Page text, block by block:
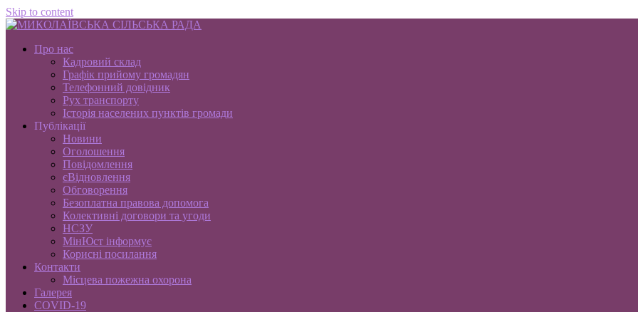
Skip to content
Про нас
Кадровий склад
Графік прийому громадян
Телефонний довідник
Рух транспорту
Історія населених пунктів громади
Публікації
Новини
Оголошення
Повідомлення
єВідновлення
Обговорення
Безоплатна правова допомога
Колективні договори та угоди
НСЗУ
МінЮст інформує
Корисні посилання
Контакти
Місцева пожежна охорона
Галерея
COVID-19